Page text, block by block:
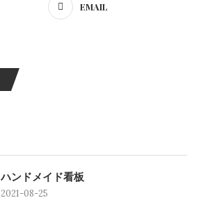
EMAIL
ハンドメイド看板
2021-08-25